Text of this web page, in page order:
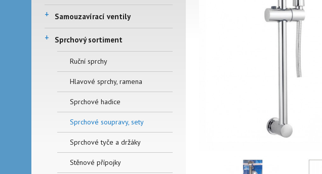
+ Samouzavírací ventily
+ Sprchový sortiment
Ruční sprchy
Hlavové sprchy, ramena
Sprchové hadice
Sprchové soupravy, sety
Sprchové tyče a držáky
Stěnové přípojky